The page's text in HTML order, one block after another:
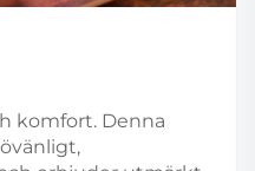
komfort. Denna